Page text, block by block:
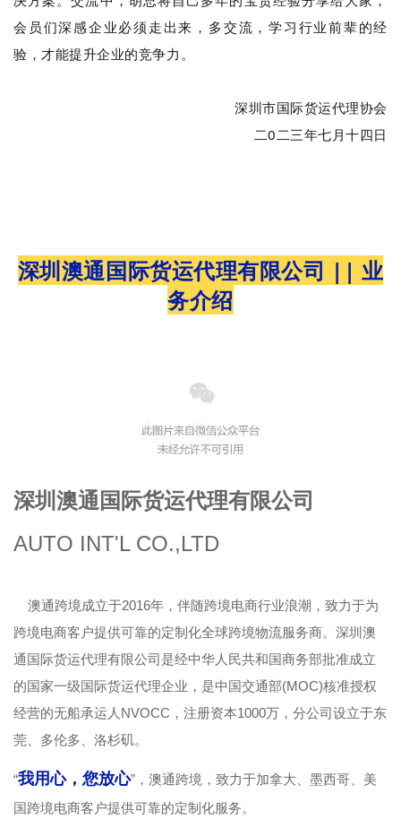
会员们深感企业必须走出来，多交流，学习行业前辈的经
验，才能提升企业的竞争力。
深圳市国际货运代理协会
二0二三年七月十四日
深圳澳通国际货运代理有限公司 || 业
务介绍
深圳澳通国际货运代理有限公司
AUTO INT'L CO.,LTD
澳通跨境成立于2016年，伴随跨境电商行业浪潮，致力于为
跨境电商客户提供可靠的定制化全球跨境物流服务商。深圳澳
通国际货运代理有限公司是经中华人民共和国商务部批准成立
的国家一级国际货运代理企业，是中国交通部(MOC)核准授权
经营的无船承运人NVOCC，注册资本1000万，分公司设立于东
莞、多伦多、洛杉矶。
“我用心，您放心”，澳通跨境，致力于加拿大、墨西哥、美
国跨境电商客户提供可靠的定制化服务。